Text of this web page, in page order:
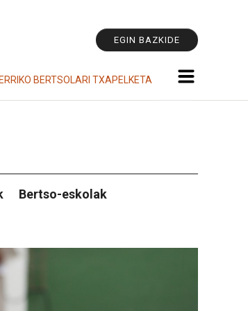
EGIN BAZKIDE
BERTSOLARI TXAPELKETA
Bertso-eskolak